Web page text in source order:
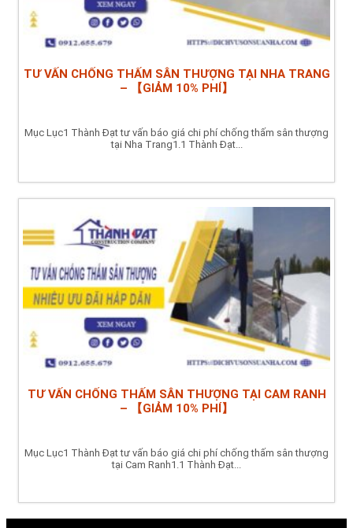
TƯ VẤN CHỐNG THẤM SÂN THƯỢNG TẠI NHA TRANG
– 【GIẢM 10% PHÍ】
Mục Lục1 Thành Đạt tư vấn báo giá chi phí chống thấm sân thượng
tại Nha Trang1.1 Thành Đạt...
TƯ VẤN CHỐNG THẤM SÂN THƯỢNG TẠI CAM RANH
– 【GIẢM 10% PHÍ】
Mục Lục1 Thành Đạt tư vấn báo giá chi phí chống thấm sân thượng
tại Cam Ranh1.1 Thành Đạt...